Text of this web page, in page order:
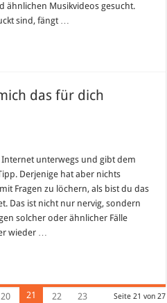
ähnlichen Musikvideos gesucht.
sind, fängt …
das für dich
unterwegs und gibt dem
Derjenige hat aber nichts
Fragen zu löchern, als bist du das
Das ist nicht nur nervig, sondern
solcher oder ähnlicher Fälle
wieder …
Seite 21 von 27
20 21 22
23